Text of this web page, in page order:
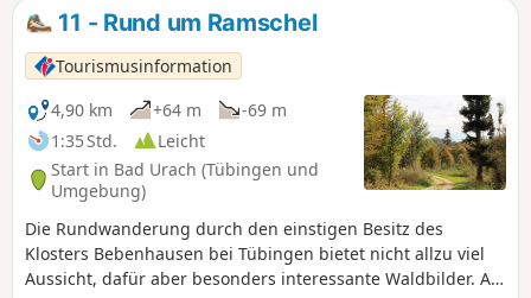
verläuft im schattigen Hochwald. Steigungen und Gefälle
sind mäßig.
11 - Rund um Ramschel
Tourismusinformation
4,90 km
+64 m
-69 m
1:35 Std.
Leicht
Start in Bad Urach (Tübingen und
Umgebung)
Die Rundwanderung durch den einstigen Besitz des
Klosters Bebenhausen bei Tübingen bietet nicht allzu viel
Aussicht, dafür aber besonders interessante Waldbilder. An